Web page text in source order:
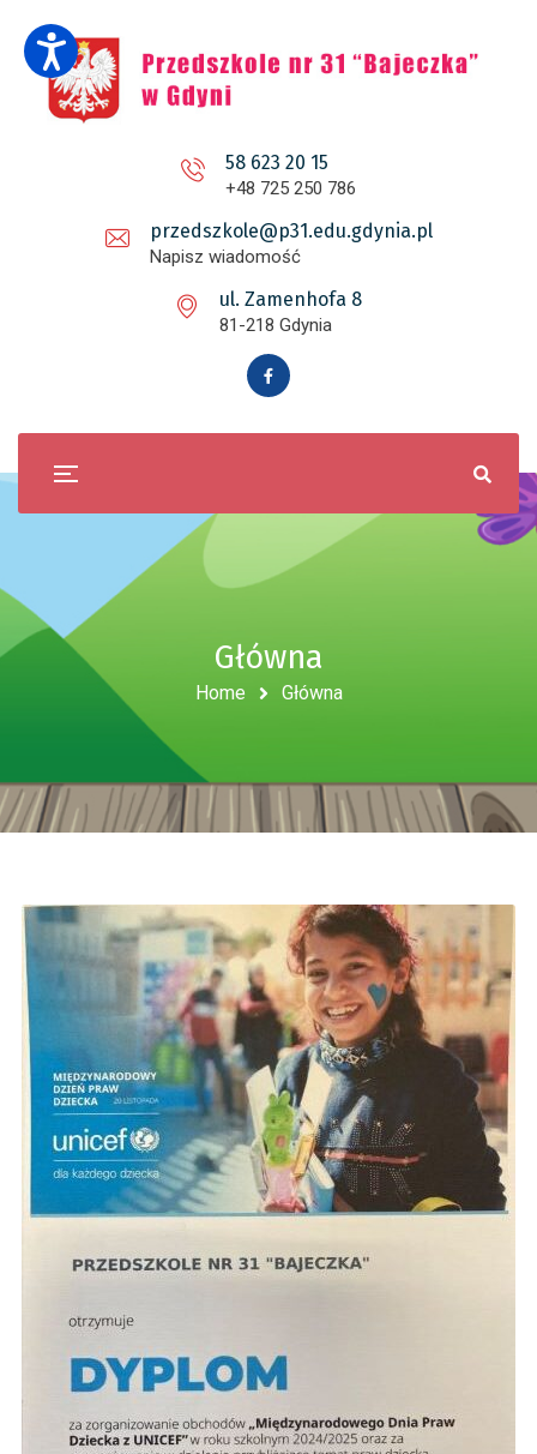
58 623 20 15
+48 725 250 786
przedszkole@p31.edu.gdynia.pl
Napisz wiadomość
ul. Zamenhofa 8
81-218 Gdynia
Główna
Home Główna